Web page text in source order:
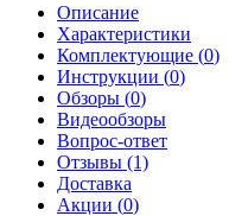
Описание
Характеристики
Комплектующие (0)
Инструкции (0)
Обзоры (0)
Видеообзоры
Вопрос-ответ
Отзывы (1)
Доставка
Акции (0)